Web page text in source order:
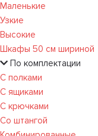
Маленькие
Узкие
Высокие
Шкафы 50 см шириной
По комплектации
С полками
С ящиками
С крючками
Со штангой